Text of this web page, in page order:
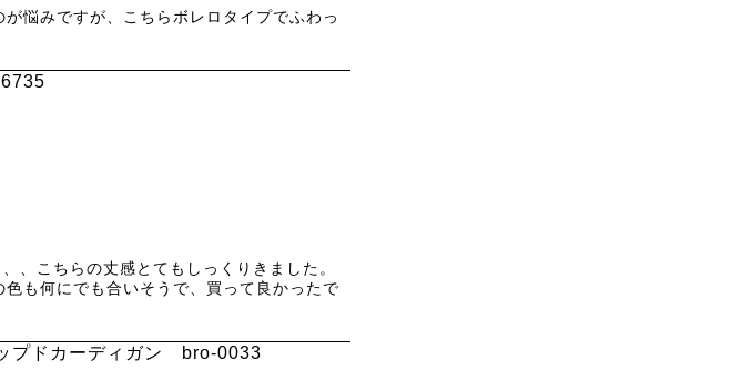
悩みですが、こちらボレロタイプでふわっ
、こちらの丈感とてもしっくりきました。
も何にでも合いそうで、買って良かったで
プドカーディガン bro-0033